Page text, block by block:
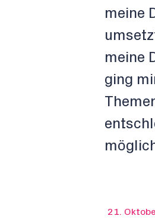
meine
meine
ging
21.